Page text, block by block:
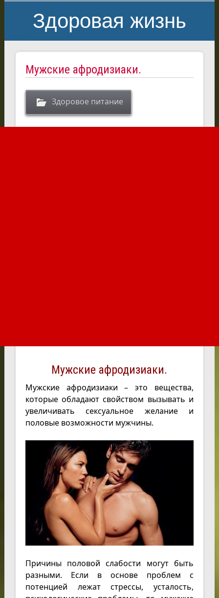
Здоровая жизнь
Мужские афродизиаки.
Здоровое питание
Мужские афродизиаки.
Мужские афродизиаки – это вещества,
которые обладают свойством вызывать и
увеличивать сексуальное желание и
половые возможности мужчины.
Причины половой слабости могут быть
разными. Если в основе проблем с
потенцией лежат стрессы, усталость,